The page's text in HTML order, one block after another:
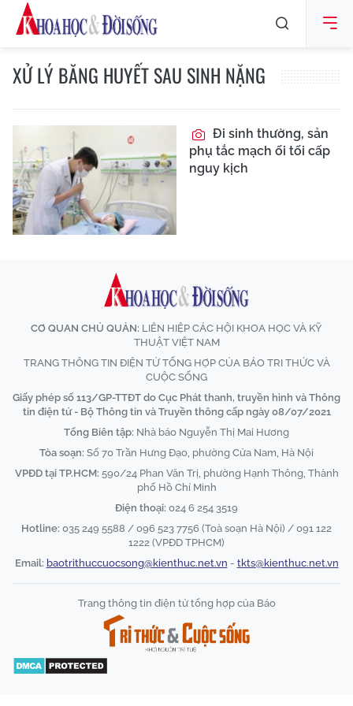
XỬ LÝ BĂNG HUYẾT SAU SINH NẶNG
Đi sinh thường, sản
phụ tắc mạch ối tối cấp
nguy kịch
CƠ QUAN CHỦ QUẢN: LIÊN HIỆP CÁC HỘI KHOA HỌC VÀ KỸ
THUẬT VIỆT NAM
TRANG THÔNG TIN ĐIỆN TỬ TỔNG HỢP CỦA BÁO TRI THỨC VÀ
CUỘC SỐNG
Giấy phép số 113/GP-TTĐT do Cục Phát thanh, truyền hình và Thông
tin điện tử - Bộ Thông tin và Truyền thông cấp ngày 08/07/2021
Tổng Biên tập: Nhà báo Nguyễn Thị Mai Hương
Tòa soạn: Số 70 Trần Hưng Đạo, phường Cửa Nam, Hà Nội
VPĐD tại TP.HCM: 590/24 Phan Văn Trị, phường Hạnh Thông, Thành
phố Hồ Chí Minh
Điện thoại: 024 6 254 3519
Hotline: 035 249 5588 / 096 523 7756 (Toà soạn Hà Nội) / 091 122
1222 (VPĐD TPHCM)
Email: baotrithuccuocsong@kienthuc.net.vn - tkts@kienthuc.net.vn
Trang thông tin điện tử tổng hợp của Báo